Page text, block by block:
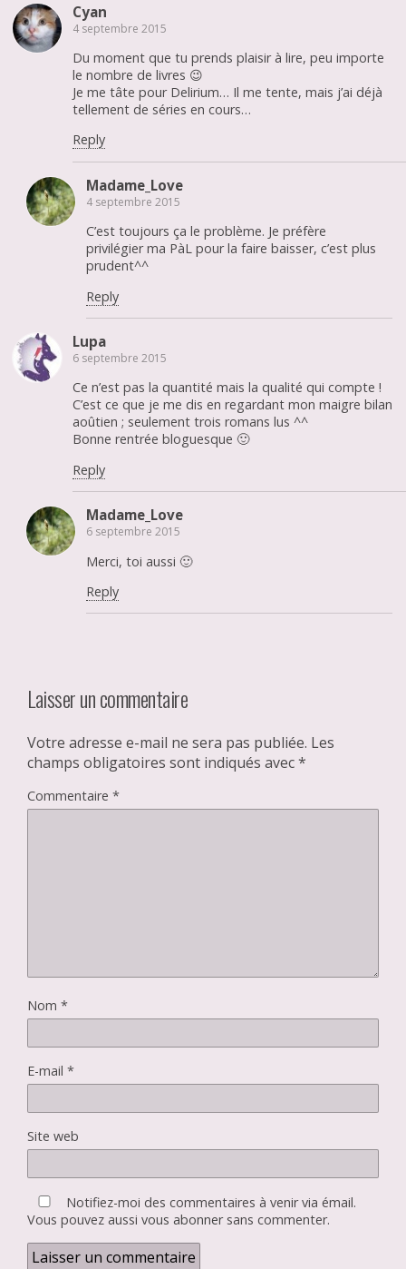
Cyan
4 septembre 2015
Du moment que tu prends plaisir à lire, peu importe
le nombre de livres 😉
Je me tâte pour Delirium… Il me tente, mais j’ai déjà
tellement de séries en cours…
Reply
Madame_Love
4 septembre 2015
C’est toujours ça le problème. Je préfère
privilégier ma PàL pour la faire baisser, c’est plus
prudent^^
Reply
Lupa
6 septembre 2015
Ce n’est pas la quantité mais la qualité qui compte !
C’est ce que je me dis en regardant mon maigre bilan
aoûtien ; seulement trois romans lus ^^
Bonne rentrée bloguesque 🙂
Reply
Madame_Love
6 septembre 2015
Merci, toi aussi 🙂
Reply
Laisser un commentaire
Votre adresse e-mail ne sera pas publiée. Les
champs obligatoires sont indiqués avec*
Commentaire *
Nom *
E-mail *
Site web
Notifiez-moi des commentaires à venir via émail.
Vous pouvez aussi vous abonnersans commenter.